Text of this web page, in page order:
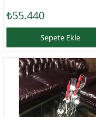
₺55.440
Sepete Ekle